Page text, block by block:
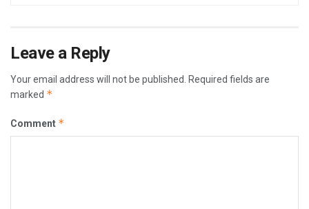
Leave a Reply
Your email address will not be published.
Required fields are
marked *
Comment *